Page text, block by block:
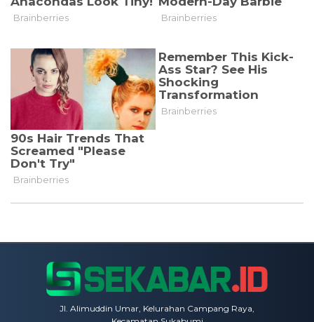
Jl. Alimuddin Umar, Kelurahan Campang Raya,